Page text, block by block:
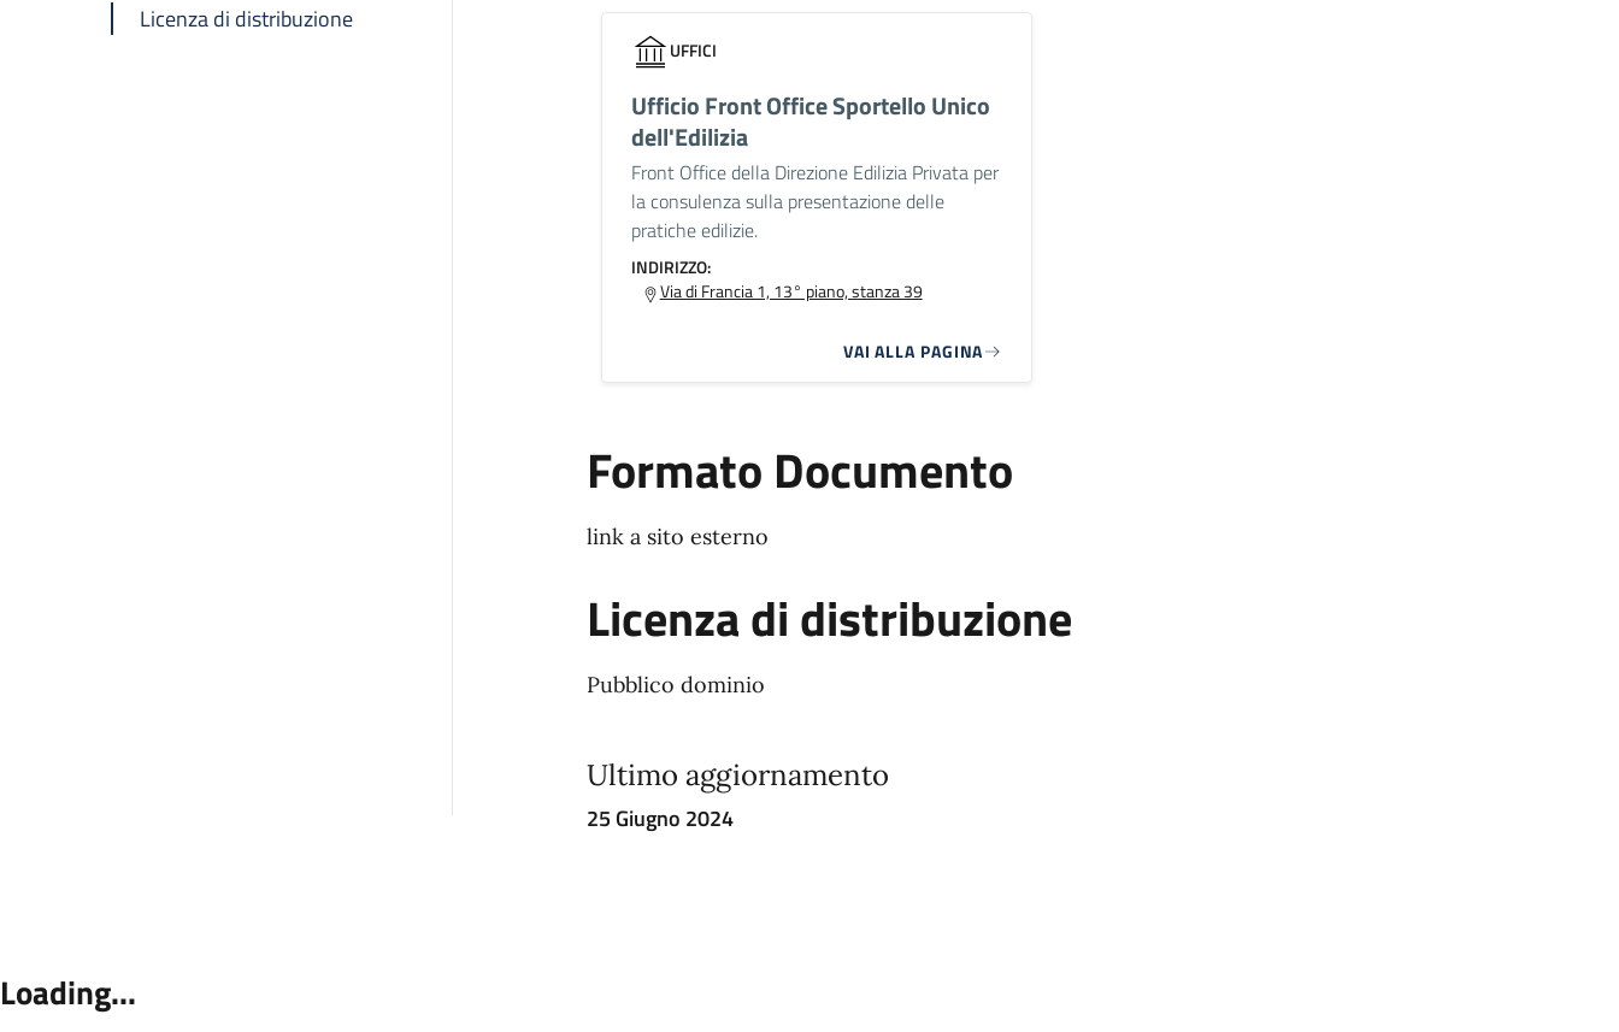
Licenza di distribuzione
UFFICI
Ufficio Front Office Sportello Unico
dell'Edilizia
Front Office della Direzione Edilizia Privata per
la consulenza sulla presentazione delle
pratiche edilizie.
INDIRIZZO:
Via di Francia 1, 13° piano, stanza 39
VAI ALLA PAGINA
Formato Documento
link a sito esterno
Licenza di distribuzione
Pubblico dominio
Ultimo aggiornamento
25 Giugno 2024